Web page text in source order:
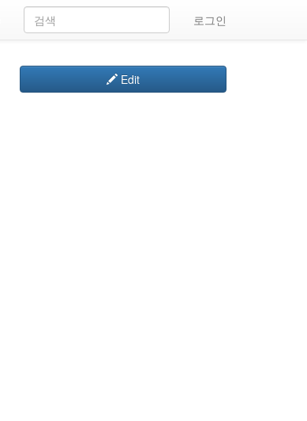
로그인
Edit